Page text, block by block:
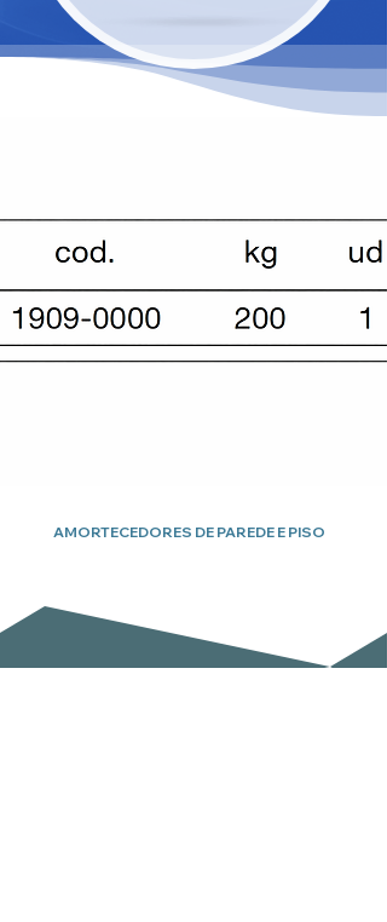
AMORTECEDORES DE PAREDE E PISO